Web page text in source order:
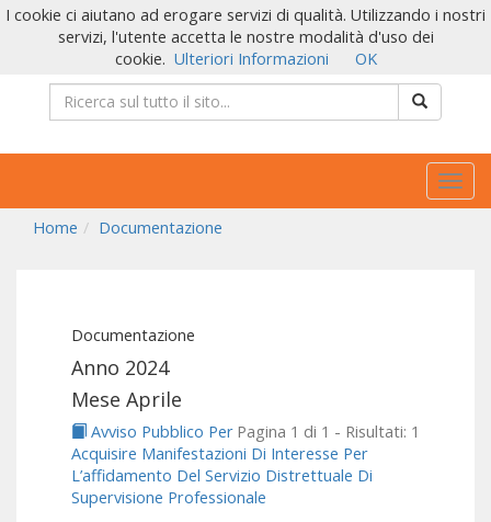
Home
Documentazione
Documentazione
Anno 2024
Mese Aprile
Pagina 1 di 1 - Risultati: 1
Avviso Pubblico Per
Acquisire Manifestazioni Di Interesse Per
L’affidamento Del Servizio Distrettuale Di
Supervisione Professionale
I cookie ci aiutano ad erogare servizi di qualità. Utilizzando i nostri
servizi, l'utente accetta le nostre modalità d'uso dei
cookie. Ulteriori Informazioni OK